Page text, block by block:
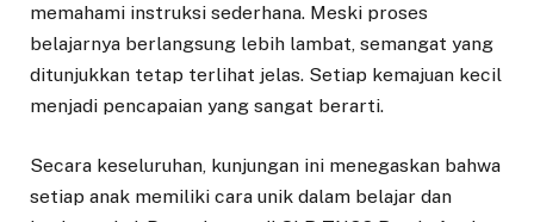
memahami instruksi sederhana. Meski proses
belajarnya berlangsung lebih lambat, semangat yang
ditunjukkan tetap terlihat jelas. Setiap kemajuan kecil
menjadi pencapaian yang sangat berarti.
Secara keseluruhan, kunjungan ini menegaskan bahwa
setiap anak memiliki cara unik dalam belajar dan